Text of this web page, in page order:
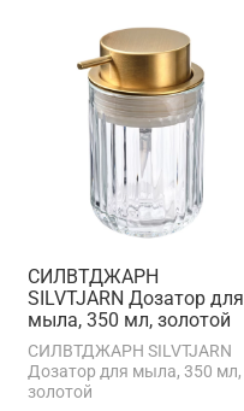
СИЛВТДЖАРН
SILVTJARN Дозатор для
мыла, 350 мл, золотой
СИЛВТДЖАРН SILVTJARN
Дозатор для мыла, 350 мл,
золотой